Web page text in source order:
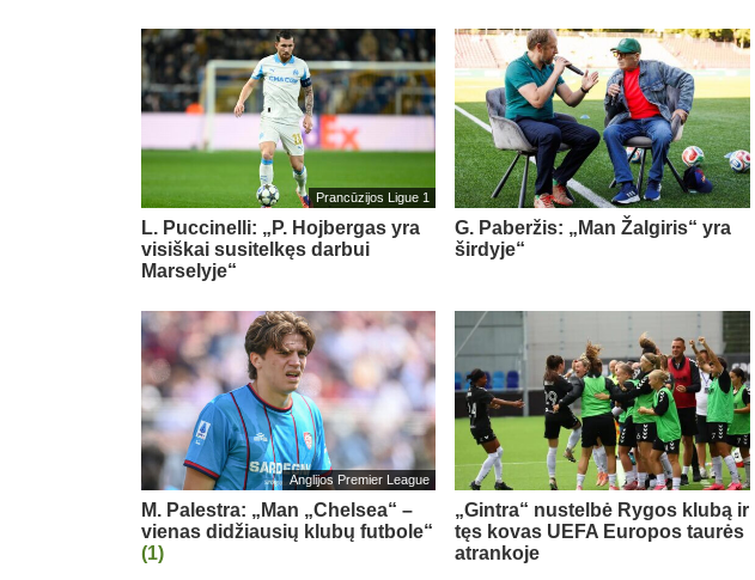
Prancūzijos Ligue 1
L. Puccinelli: „P. Hojbergas yra
visiškai susitelkęs darbui
Marselyje“
G. Paberžis: „Man Žalgiris“ yra
širdyje“
Anglijos Premier League
M. Palestra: „Man „Chelsea“ –
vienas didžiausių klubų futbole“
(1)
„Gintra“ nustelbė Rygos klubą ir
tęs kovas UEFA Europos taurės
atrankoje